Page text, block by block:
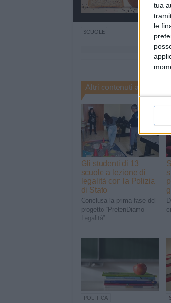
tua
le
SCUOLE
Altri contenuti a tema
Gli studenti di 13
scuole a lezione di
legalità con la Polizia
di Stato
Conclusa la prima fase del
progetto “PretenDiamo
Legalità”
POLITICA